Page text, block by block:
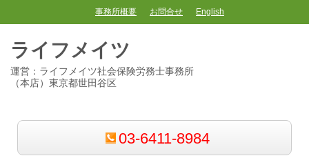
事務所概要
お問合せ English
ライフメイツ
運営：ライフメイツ社会保険労務士事務所
（本店）東京都世田谷区
03-6411-8984